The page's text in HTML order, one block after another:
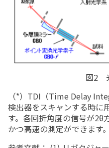
図2
（*）TDI（Time Delay
検出器をスキャンする時に
す。各回折角度の信号が2θ
かつ高速の測定ができます。